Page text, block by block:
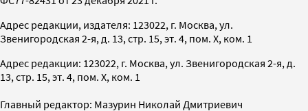
Адрес редакции, издателя: 123022, г. Москва, ул.
Звенигородская 2-я, д. 13, стр. 15, эт. 4, пом. X, ком. 1
Адрес редакции: 123022, г. Москва, ул. Звенигородская 2-я, д.
13, стр. 15, эт. 4, пом. X, ком. 1
Главный редактор: Мазурин Николай Дмитриевич